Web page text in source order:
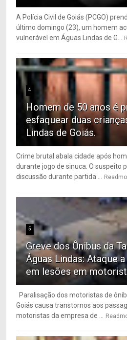
A Polícia Civil de Goiás (PCGO)
último domingo (23), um homem
vulnerável em Águas Lindas de G...
4
Homem de 50 anos é
esfaquear duas
Lindas de Goiás.
Crime brutal abala cidade após
durante jogo de sinuca. O suspeito
discussão durante partida ...
5
Greve dos Ônibus da
Águas Lindas: Ataque
em lesões em
Paralisação dos motoristas de
Goiás causa transtornos aos
motoristas da empresa de ...